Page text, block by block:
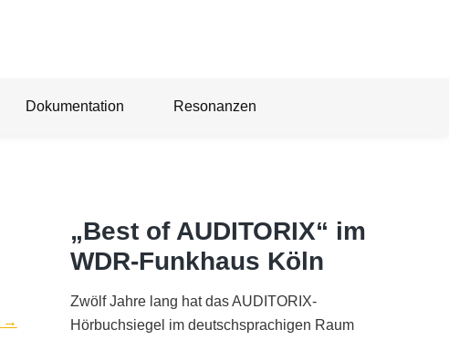
Dokumentation Resonanzen
→
„Best of AUDITORIX“ im
WDR-Funkhaus Köln
Zwölf Jahre lang hat das AUDITORIX-
Hörbuchsiegel im deutschsprachigen Raum